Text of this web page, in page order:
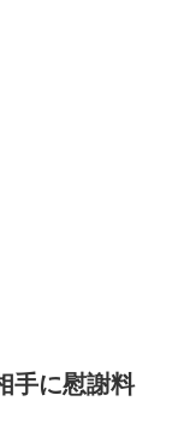
手に慰謝料